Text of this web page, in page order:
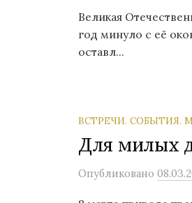
Великая
год минуло с её
оставл...
ВСТРЕЧИ. СОБЫТИЯ.
Для милых
Опубликовано